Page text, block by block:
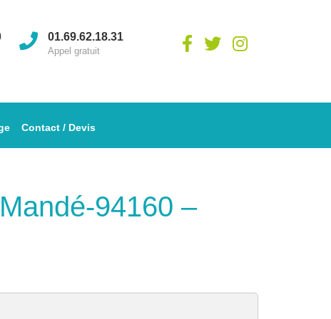
01.69.62.18.31
Appel gratuit
Contact / Devis
94160 –